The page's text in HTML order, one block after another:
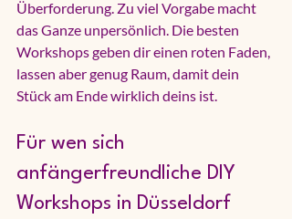
Überforderung. Zu viel Vorgabe macht
das Ganze unpersönlich. Die besten
Workshops geben dir einen roten Faden,
lassen aber genug Raum, damit dein
Stück am Ende wirklich deins ist.
Für wen sich
anfängerfreundliche DIY
Workshops in Düsseldorf